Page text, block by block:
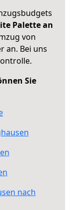
Palette an
von
an. Bei uns
Sie
nach